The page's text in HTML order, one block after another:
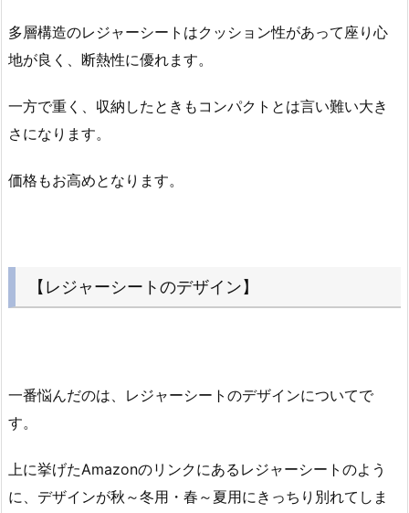
多層構造のレジャーシートはクッション性があって座り心
地が良く、断熱性に優れます。
一方で重く、収納したときもコンパクトとは言い難い大き
さになります。
価格もお高めとなります。
【レジャーシートのデザイン】
一番悩んだのは、レジャーシートのデザインについてで
す。
上に挙げたAmazonのリンクにあるレジャーシートのよう
に、デザインが秋～冬用・春～夏用にきっちり別れてしま